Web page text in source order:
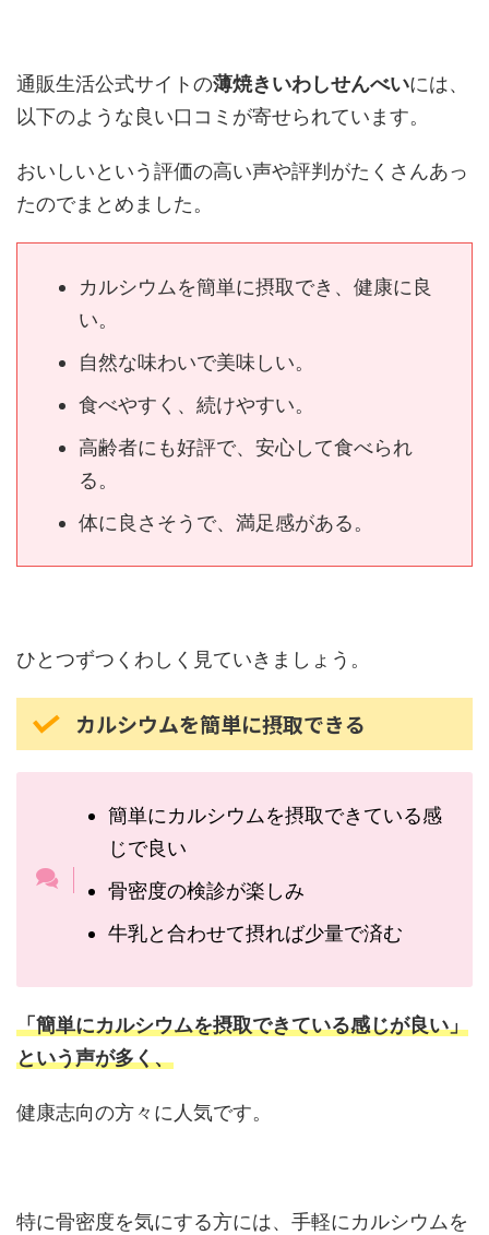
通販生活公式サイトの薄焼きいわしせんべいには、
以下のような良い口コミが寄せられています。
おいしいという評価の高い声や評判がたくさんあっ
たのでまとめました。
カルシウムを簡単に摂取でき、健康に良
い。
自然な味わいで美味しい。
食べやすく、続けやすい。
高齢者にも好評で、安心して食べられ
る。
体に良さそうで、満足感がある。
ひとつずつくわしく見ていきましょう。
カルシウムを簡単に摂取できる
簡単にカルシウムを摂取できている感
じで良い
骨密度の検診が楽しみ
牛乳と合わせて摂れば少量で済む
「簡単にカルシウムを摂取できている感じが良い」
という声が多く、
健康志向の方々に人気です。
特に骨密度を気にする方には、手軽にカルシウムを